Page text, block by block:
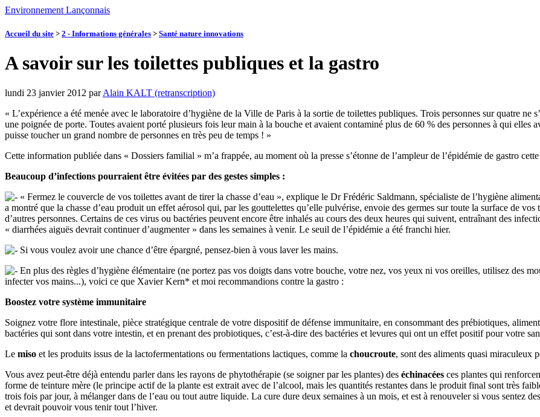
Environnement Lançonnais
Accueil du site > 2 - Informations générales > Santé nature innovations
A savoir sur les toilettes publiques et la gastro
lundi 23 janvier 2012 parAlain KALT (retranscription)
« L’expérience a été menée avec le laboratoire d’hygiène de la Ville de Paris à la sortie de toilettes publiques. Trois personnes sur quatre ne
une poignée de porte. Toutes avaient porté plusieurs fois leur main à la bouche et avaient contaminé plus de 60 % des personnes à qui elles
puisse toucher un grand nombre de personnes en très peu de temps ! »
Cette information publiée dans « Dossiers familial » m’a frappée, au moment où la presse s’étonne de l’ampleur de l’épidémie de gastro cette
Beaucoup d’infections pourraient être évitées par des gestes simples :
« Fermez le couvercle de vos toilettes avant de tirer la chasse d’eau », explique le Dr Frédéric Saldmann, spécialiste de l’hygiène
a montré que la chasse d’eau produit un effet aérosol qui, par les gouttelettes qu’elle pulvérise, envoie des germes sur toute la surface de
d’autres personnes. Certains de ces virus ou bactéries peuvent encore être inhalés au cours des deux heures qui suivent, entraînant des
« diarrhées aiguës devrait continuer d’augmenter » dans les semaines à venir. Le seuil de l’épidémie a été franchi hier.
Si vous voulez avoir une chance d’être épargné, pensez-bien à vous laver les mains.
En plus des règles d’hygiène élémentaire (ne portez pas vos doigts dans votre bouche, votre nez, vos yeux ni vos oreilles, utilisez des
infecter vos mains...), voici ce que Xavier Kern* et moi recommandions contre la gastro :
Boostez votre système immunitaire
Soignez votre flore intestinale, pièce stratégique centrale de votre dispositif de défense immunitaire, en consommant des prébiotiques,
bactéries qui sont dans votre intestin, et en prenant des probiotiques, c’est-à-dire des bactéries et levures qui ont un effet positif pour votre
Le miso et les produits issus de la lactofermentations ou fermentations lactiques, comme la choucroute, sont des aliments quasi miraculeux
Vous avez peut-être déjà entendu parler dans les rayons de phytothérapie (se soigner par les plantes) des échinacées ces plantes qui
forme de teinture mère (le principe actif de la plante est extrait avec de l’alcool, mais les quantités restantes dans le produit final sont très
trois fois par jour, à mélanger dans de l’eau ou tout autre liquide. La cure dure deux semaines à un mois, et est à renouveler si vous sentez
et devrait pouvoir vous tenir tout l’hiver.